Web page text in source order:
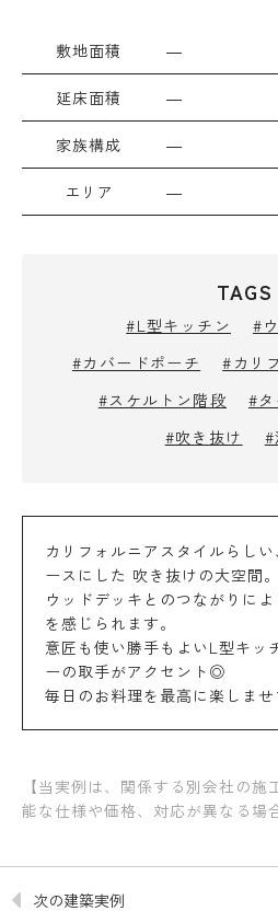
敷地面積 ―
延床面積 ―
家族構成 ―
エリア ―
TAGS
#L型キッチン
#
#カバードポーチ
#カリ
#スケルトン階段
#
#吹き抜け
#
カリフォルニアスタイルらし
ースにした 吹き抜けの大空間。
ウッドデッキとのつながりに
を感じられます。
意匠も使い勝手もよいL型キッ
ーの取手がアクセント◎
毎日のお料理を最高に楽しませ
【当実例は、関係する別会社の
能な仕様や価格、対応が異なる場
次の建築実例